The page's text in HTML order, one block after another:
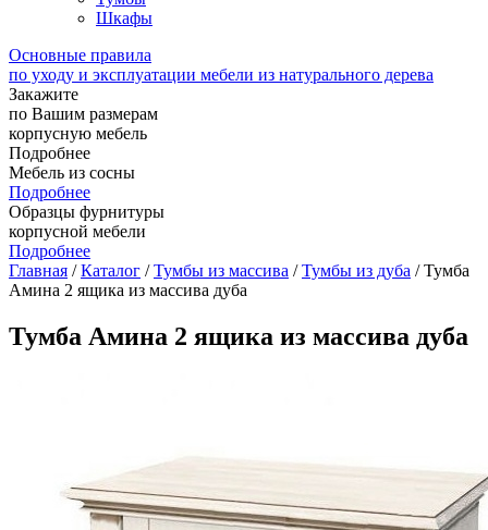
Шкафы
Основные правила
по уходу и эксплуатации мебели из натурального дерева
Закажите
по Вашим размерам
корпусную мебель
Подробнее
Мебель из сосны
Подробнее
Образцы фурнитуры
корпусной мебели
Подробнее
Главная /Каталог /Тумбы из массива /Тумбы из дуба / Тумба
Амина 2 ящика из массива дуба
Тумба Амина 2 ящика из массива дуба